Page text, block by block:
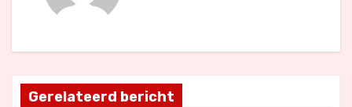
h
tGerelateerd bericht